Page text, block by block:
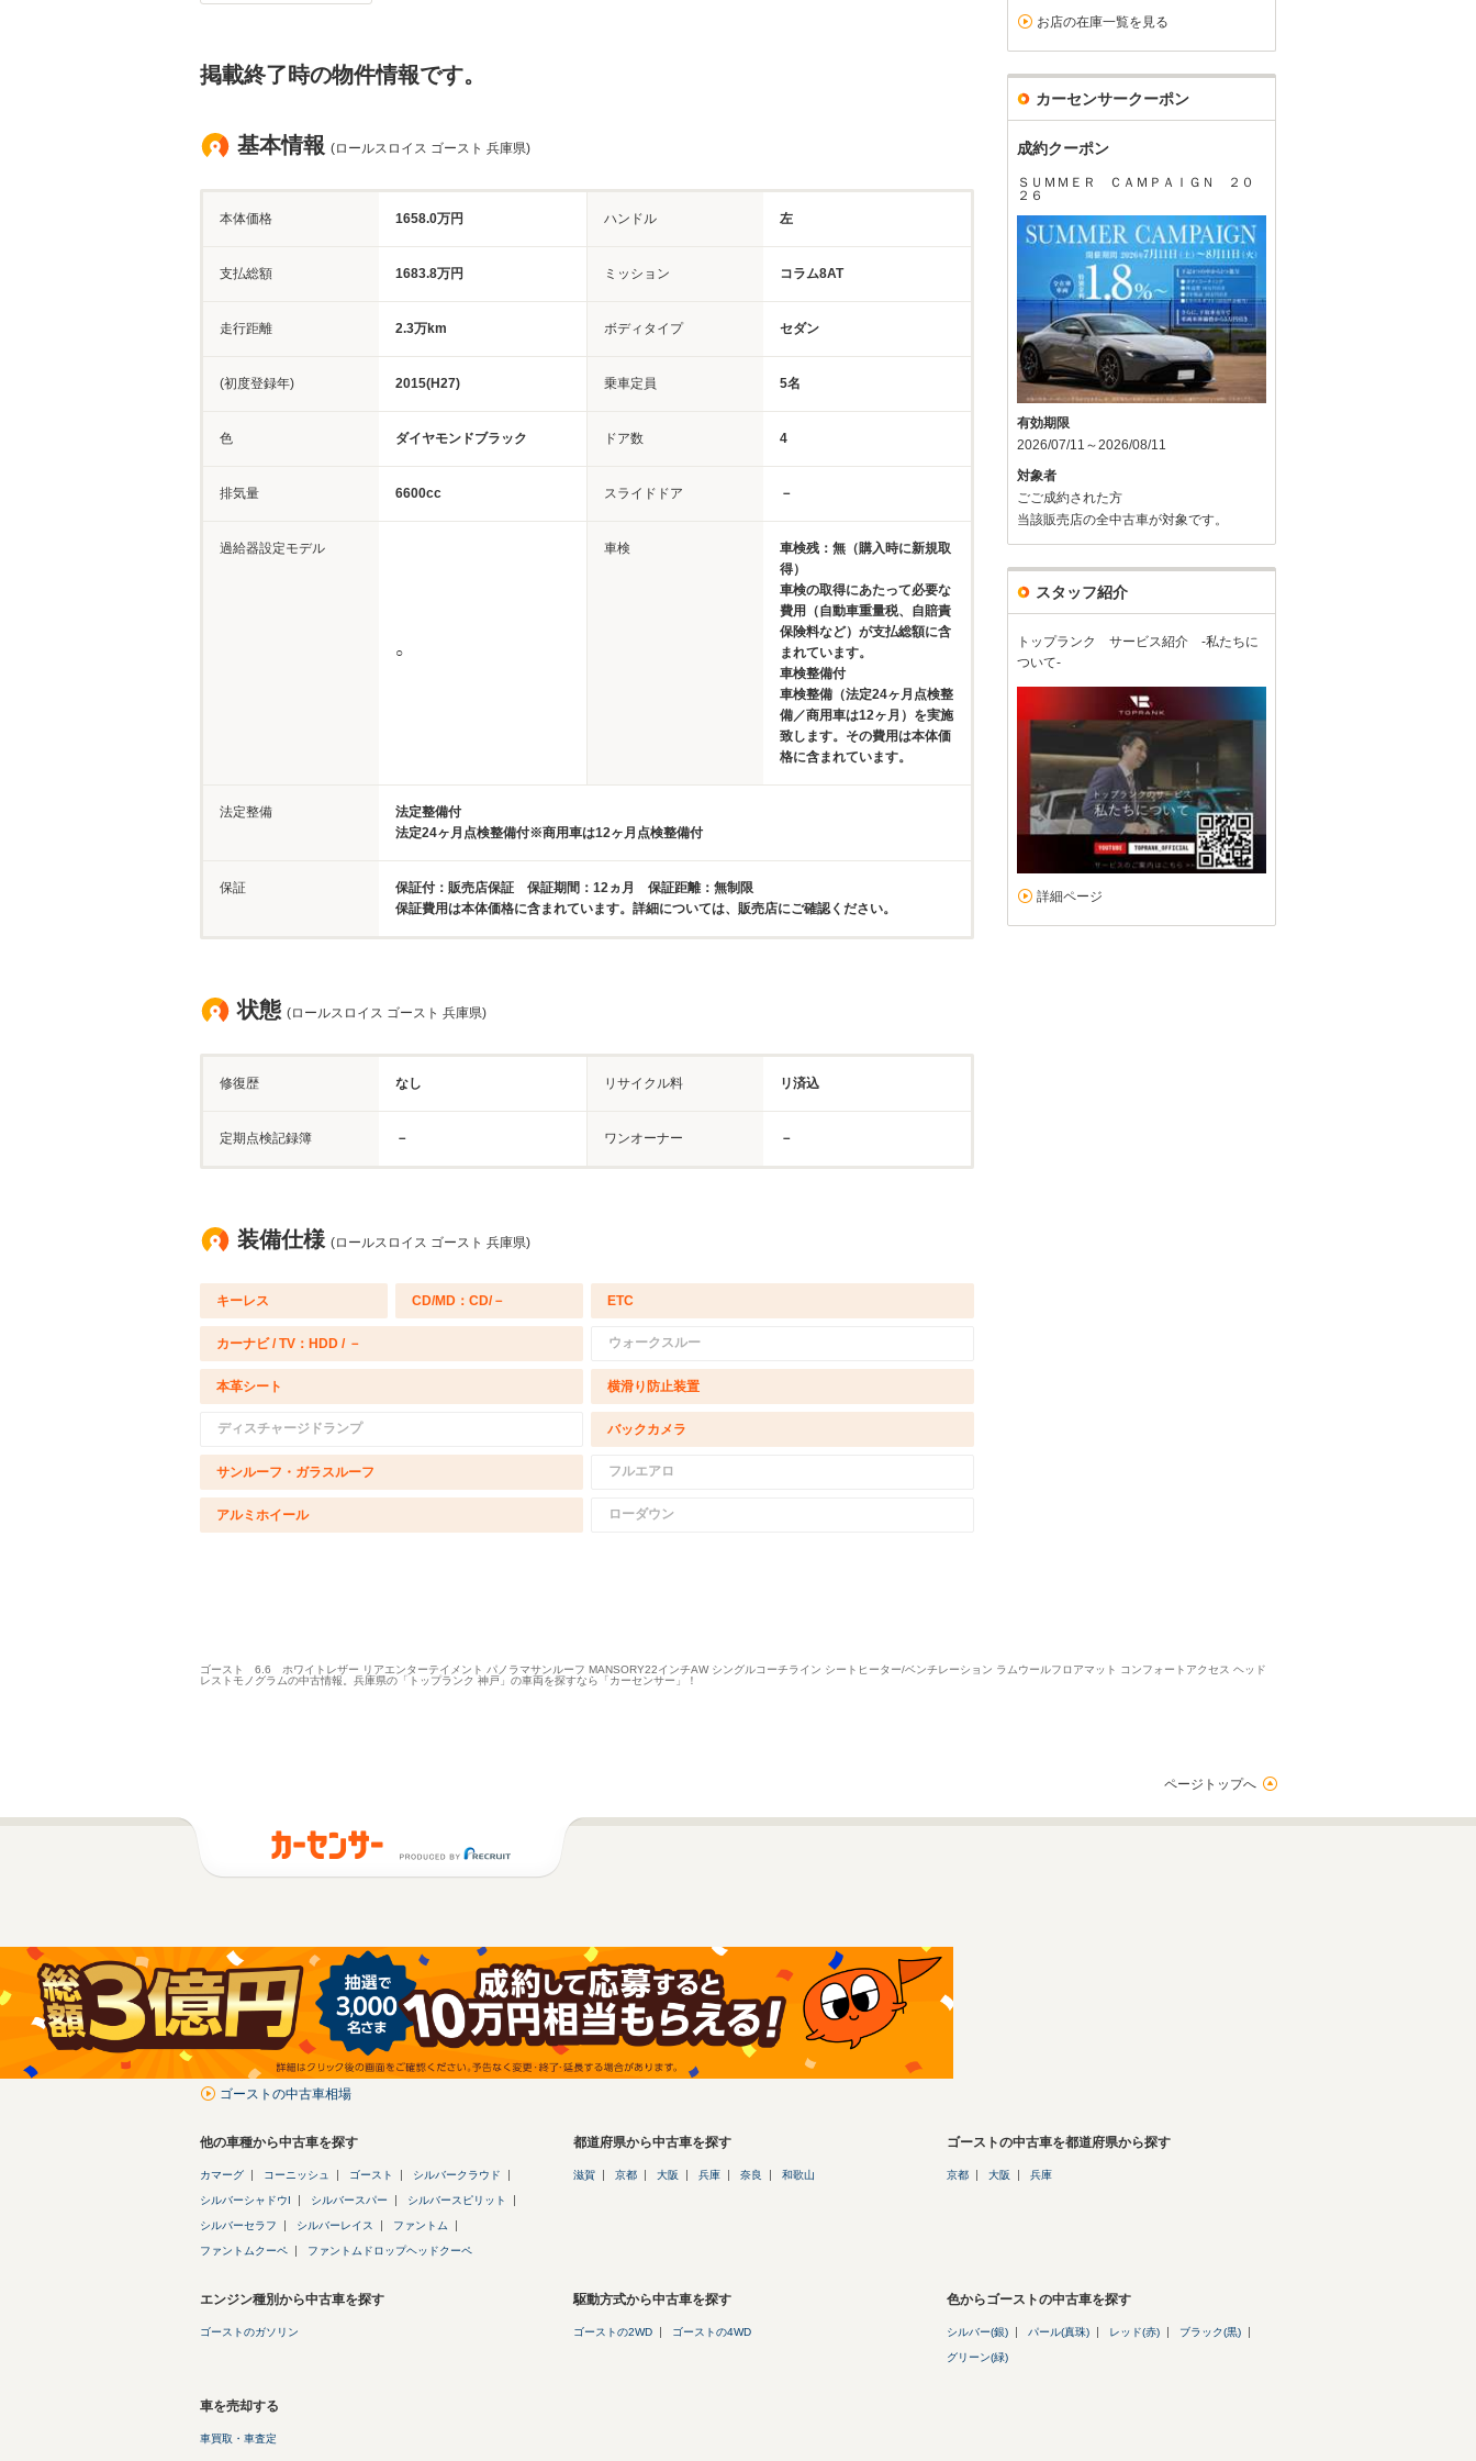
掲載終了時の物件情報です。
基本情報 (ロールスロイス ゴースト 兵庫県)
本体価格 1658.0万円 ハンドル 左
支払総額 1683.8万円 ミッション コラム8AT
走行距離 2.3万km ボディタイプ セダン
(初度登録年) 2015(H27) 乗車定員 5名
色 ダイヤモンドブラック ドア数 4
排気量 6600cc スライドドア －
過給器設定モデル
○
車検
車検残：無（購入時に新規取
得）
車検の取得にあたって必要な
費用（自動車重量税、自賠責
保険料など）が支払総額に含
まれています。
車検整備付
車検整備（法定24ヶ月点検整
備／商用車は12ヶ月）を実施
致します。その費用は本体価
格に含まれています。
法定整備
法定整備付
法定24ヶ月点検整備付※商用車は12ヶ月点検整備付
保証
保証付：販売店保証 保証期間：12ヵ月 保証距離：無制限
保証費用は本体価格に含まれています。詳細については、販売店にご確認ください。
状態 (ロールスロイス ゴースト 兵庫県)
修復歴 なし リサイクル料 リ済込
定期点検記録簿 － ワンオーナー －
装備仕様 (ロールスロイス ゴースト 兵庫県)
キーレス CD/MD：CD/－ ETC
カーナビ / TV：HDD / － ウォークスルー
本革シート 横滑り防止装置
ディスチャージドランプ バックカメラ
サンルーフ・ガラスルーフ フルエアロ
アルミホイール ローダウン
お店の在庫一覧を見る
カーセンサークーポン
成約クーポン
ＳＵＭＭＥＲ ＣＡＭＰＡＩＧＮ ２０
２６
有効期限
2026/07/11～2026/08/11
対象者
ごご成約された方
当該販売店の全中古車が対象です。
スタッフ紹介
トップランク サービス紹介 -私たちに
ついて-
詳細ページ
ゴースト 6.6 ホワイトレザー リアエンターテイメント パノラマサンルーフ MANSORY22インチAW シングルコーチライン シートヒーター/ベンチレーション ラムウールフロアマット コンフォートアクセス ヘッド
レストモノグラムの中古情報。兵庫県の「トップランク 神戸」の車両を探すなら「カーセンサー」！
ページトップへ
ゴーストの中古車相場
他の車種から中古車を探す
カマーグ コーニッシュ ゴースト シルバークラウド
シルバーシャドウI シルバースパー シルバースピリット
シルバーセラフ シルバーレイス ファントム
ファントムクーペ ファントムドロップヘッドクーペ
都道府県から中古車を探す
滋賀 京都 大阪 兵庫 奈良 和歌山
ゴーストの中古車を都道府県から探す
京都 大阪 兵庫
エンジン種別から中古車を探す
ゴーストのガソリン
駆動方式から中古車を探す
ゴーストの2WD ゴーストの4WD
色からゴーストの中古車を探す
シルバー(銀) パール(真珠) レッド(赤) ブラック(黒)
グリーン(緑)
車を売却する
車買取・車査定